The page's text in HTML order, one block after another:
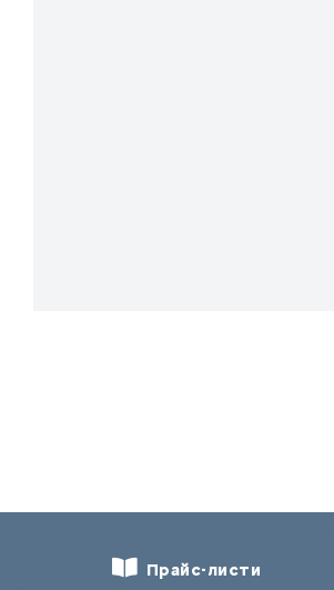
Прайс-листи